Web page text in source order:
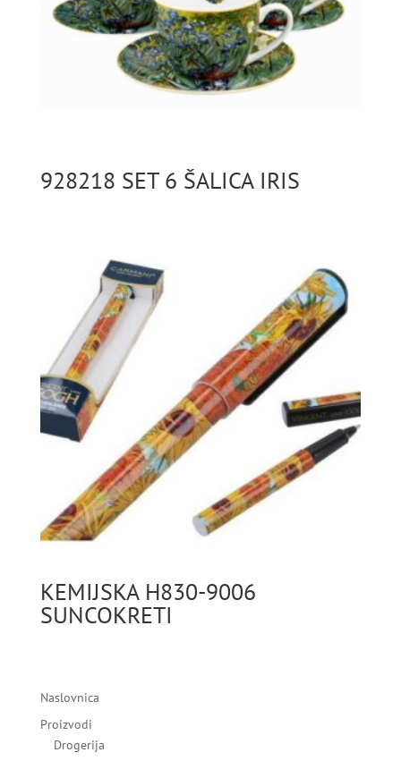
928218 SET 6 ŠALICA IRIS
KEMIJSKA H830-9006
SUNCOKRETI
Naslovnica
Proizvodi
Drogerija